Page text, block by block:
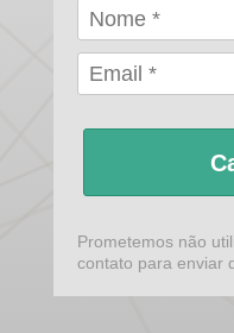
Prometemos não
contato para enviar